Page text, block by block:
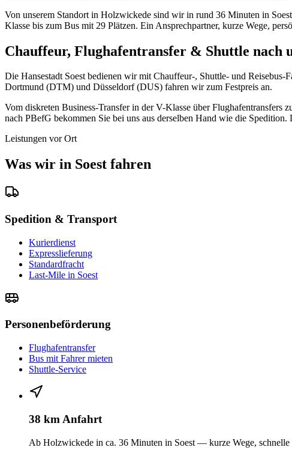
Von unserem Standort in Holzwickede sind wir in rund 36 Minuten in
Klasse bis zum Bus mit 29 Plätzen. Ein Ansprechpartner, kurze Wege,
Chauffeur, Flughafentransfer & Shuttle nach
Die Hansestadt Soest bedienen wir mit Chauffeur-, Shuttle- und
Dortmund (DTM) und Düsseldorf (DUS) fahren wir zum Festpreis an.
Vom diskreten Business-Transfer in der V-Klasse über
nach PBefG bekommen Sie bei uns aus derselben Hand wie die
Leistungen vor Ort
Was wir in Soest fahren
Spedition & Transport
Kurierdienst
Expresslieferung
Standardfracht
Last-Mile in Soest
Personenbeförderung
Flughafentransfer
Bus mit Fahrer mieten
Shuttle-Service
38 km Anfahrt
Ab Holzwickede in ca. 36 Minuten in Soest — kurze Wege, schnelle